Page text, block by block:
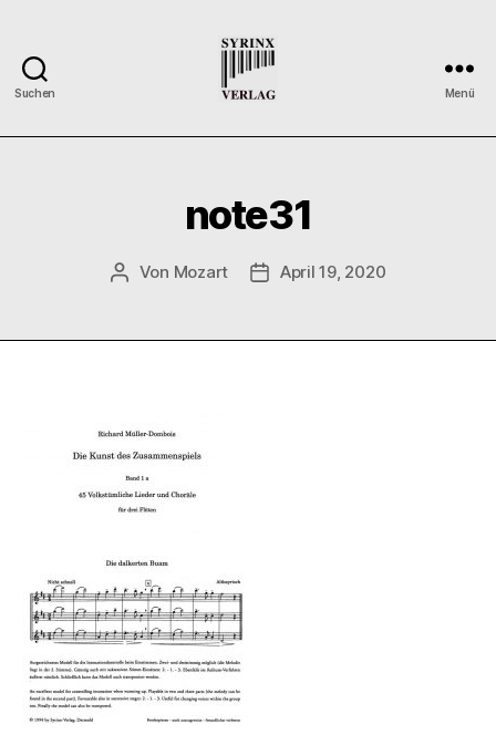
Suchen
Verlag
Verlag
der
Flötisten
Menü
note31
Beitragsautor
Von Mozart Veröffentlichungsdatum
April 19, 2020